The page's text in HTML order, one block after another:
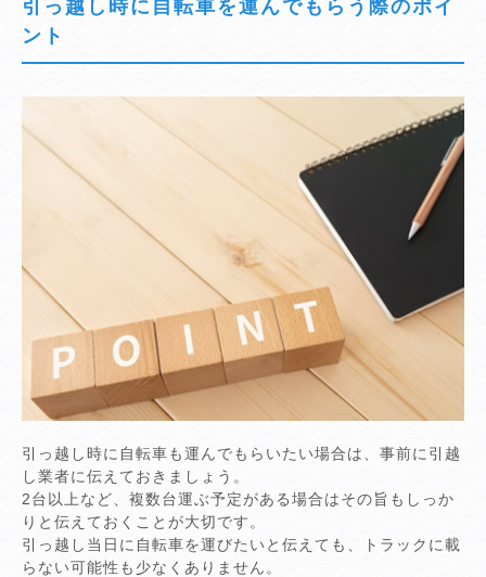
引っ越し時に自転車を運んでもらう際のポイ
ント
引っ越し時に自転車も運んでもらいたい場合は、事前に引越
し業者に伝えておきましょう。
2台以上など、複数台運ぶ予定がある場合はその旨もしっか
りと伝えておくことが大切です。
引っ越し当日に自転車を運びたいと伝えても、トラックに載
らない可能性も少なくありません。